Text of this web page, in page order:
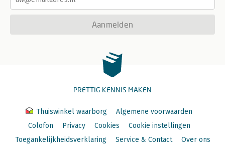
Aanmelden
PRETTIG KENNIS MAKEN
Thuiswinkel waarborg
Algemene voorwaarden
Colofon
Privacy Cookies
Cookie instellingen
Toegankelijkheidsverklaring
Service & Contact Over ons